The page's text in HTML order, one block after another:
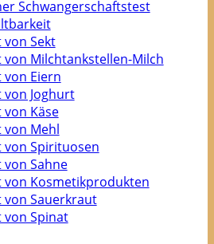
Schwangerschaftstest
Sekt
Milchtankstellen-Milch
Eiern
Joghurt
Käse
Mehl
von Spirituosen
Sahne
von Kosmetikprodukten
Sauerkraut
Spinat